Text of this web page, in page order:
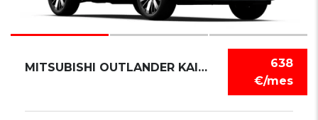
638
€/mes
MITSUBISHI OUTLANDER KAITEKI PLUS 4X4